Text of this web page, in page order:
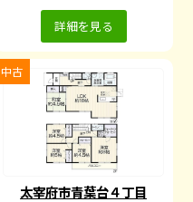
詳細を見る
中古
太宰府市青葉台４丁目